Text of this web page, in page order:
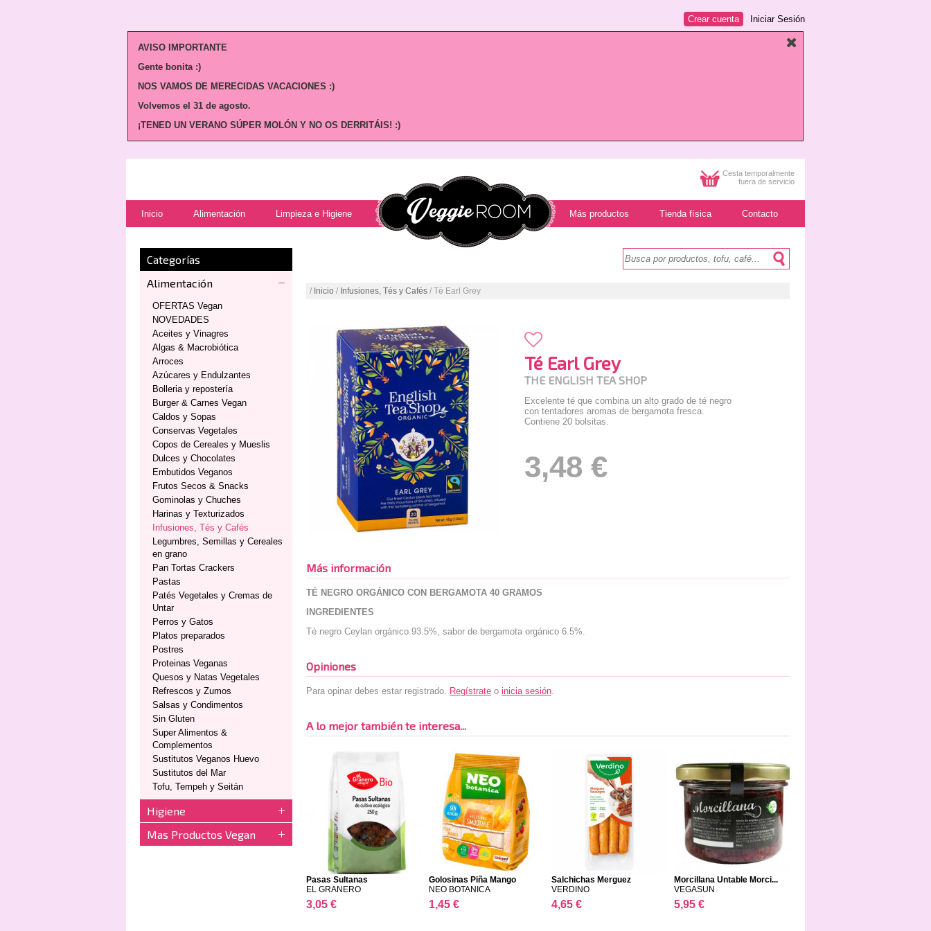
Iniciar Sesión
Crear cuenta
AVISO IMPORTANTE
Gente bonita :)
NOS VAMOS DE MERECIDAS VACACIONES :)
Volvemos el 31 de agosto.
¡TENED UN VERANO SÚPER MOLÓN Y NO OS DERRITÁIS! :)
Cesta temporalmente
fuera de servicio
Inicio Alimentación Limpieza e Higiene Más productos Tienda física Contacto
Categorías
Alimentación
OFERTAS Vegan
NOVEDADES
Aceites y Vinagres
Algas & Macrobiótica
Arroces
Azúcares y Endulzantes
Bolleria y repostería
Burger & Carnes Vegan
Caldos y Sopas
Conservas Vegetales
Copos de Cereales y Mueslis
Dulces y Chocolates
Embutidos Veganos
Frutos Secos & Snacks
Gominolas y Chuches
Harinas y Texturizados
Infusiones, Tés y Cafés
Legumbres, Semillas y Cereales
en grano
Pan Tortas Crackers
Pastas
Patés Vegetales y Cremas de
Untar
Perros y Gatos
Platos preparados
Postres
Proteinas Veganas
Quesos y Natas Vegetales
Refrescos y Zumos
Salsas y Condimentos
Sin Gluten
Super Alimentos &
Complementos
Sustitutos Veganos Huevo
Sustitutos del Mar
Tofu, Tempeh y Seitán
Higiene
Mas Productos Vegan
/ Inicio / Infusiones, Tés y Cafés / Té Earl Grey
Té Earl Grey
THE ENGLISH TEA SHOP
Excelente té que combina un alto grado de té negro
con tentadores aromas de bergamota fresca.
Contiene 20 bolsitas.
3,48 €
Más información
TÉ NEGRO ORGÁNICO CON BERGAMOTA 40 GRAMOS
INGREDIENTES
Té negro Ceylan orgánico 93.5%, sabor de bergamota orgánico 6.5%.
Opiniones
Para opinar debes estar registrado. Regístrate o inicia sesión.
A lo mejor también te interesa...
Pasas Sultanas
EL GRANERO
3,05 €
Golosinas Piña Mango
NEO BOTANICA
1,45 €
Salchichas Merguez
VERDINO
4,65 €
Morcillana Untable Morci...
VEGASUN
5,95 €